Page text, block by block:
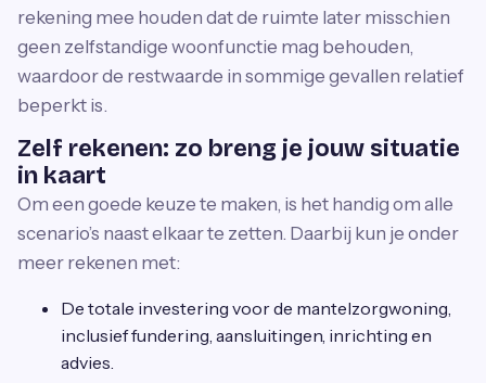
rekening mee houden dat de ruimte later misschien
geen zelfstandige woonfunctie mag behouden,
waardoor de restwaarde in sommige gevallen relatief
beperkt is.
Zelf rekenen: zo breng je jouw situatie
in kaart
Om een goede keuze te maken, is het handig om alle
scenario’s naast elkaar te zetten. Daarbij kun je onder
meer rekenen met:
De totale investering voor de mantelzorgwoning,
inclusief fundering, aansluitingen, inrichting en
advies.